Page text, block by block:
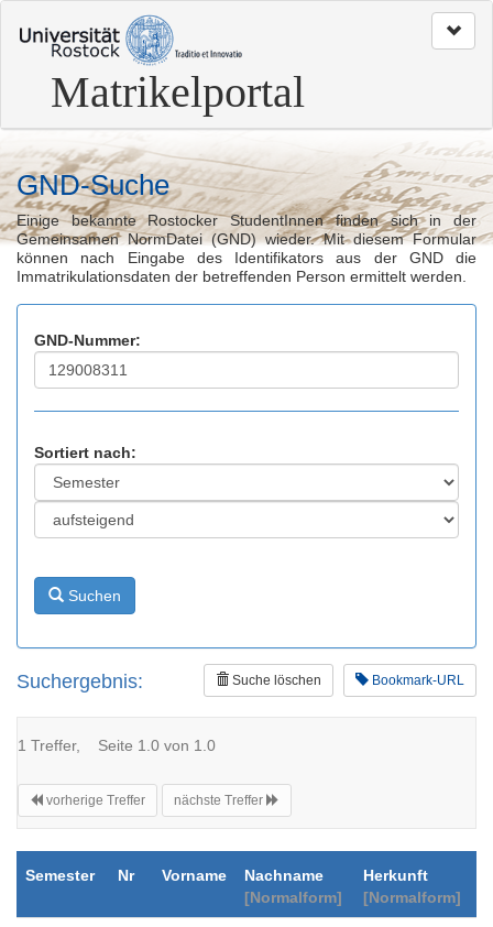
zum
Seitenanfang
Matrikelportal
GND-Suche
Einige bekannte Rostocker StudentInnen finden sich in der
Gemeinsamen NormDatei (GND) wieder. Mit diesem Formular
können nach Eingabe des Identifikators aus der GND die
Immatrikulationsdaten der betreffenden Person ermittelt werden.
GND-Nummer:
Sortiert nach:
Suchen
Suche löschen Bookmark-URL
Suchergebnis:
1 Treffer, Seite 1.0 von 1.0
vorherige Treffer nächste Treffer
Semester Nr Vorname
Nachname
[Normalform]
Herkunft
[Normalform]